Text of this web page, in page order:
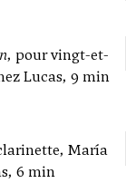
, pour vingt-et-
Lucas, 9 min
María
6 min